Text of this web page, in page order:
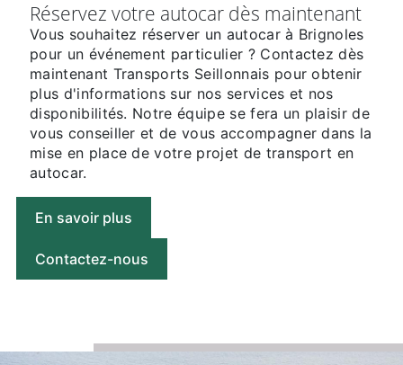
Réservez votre autocar dès maintenant
Vous souhaitez réserver un autocar à Brignoles
pour un événement particulier ? Contactez dès
maintenant Transports Seillonnais pour obtenir
plus d'informations sur nos services et nos
disponibilités. Notre équipe se fera un plaisir de
vous conseiller et de vous accompagner dans la
mise en place de votre projet de transport en
autocar.
En savoir plus
Contactez-nous